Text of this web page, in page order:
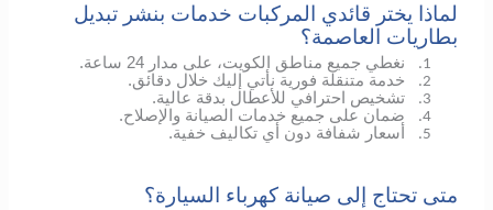
لماذا يختر قائدي المركبات خدمات بنشر تبديل
بطاريات العاصمة؟
1. نغطي جميع مناطق الكويت، على مدار 24 ساعة.
2. خدمة متنقلة فورية نأتي إليك خلال دقائق.
3. تشخيص احترافي للأعطال بدقة عالية.
4. ضمان على جميع خدمات الصيانة والإصلاح.
5. أسعار شفافة دون أي تكاليف خفية.
متى تحتاج إلى صيانة كهرباء السيارة؟